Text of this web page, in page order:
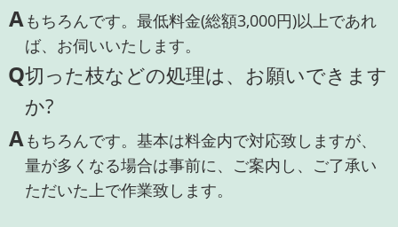
Aもちろんです。最低料金(総額3,000円)以上であれ
ば、お伺いいたします。
Q切った枝などの処理は、お願いできます
か?
Aもちろんです。基本は料金内で対応致しますが、
量が多くなる場合は事前に、ご案内し、ご了承い
ただいた上で作業致します。